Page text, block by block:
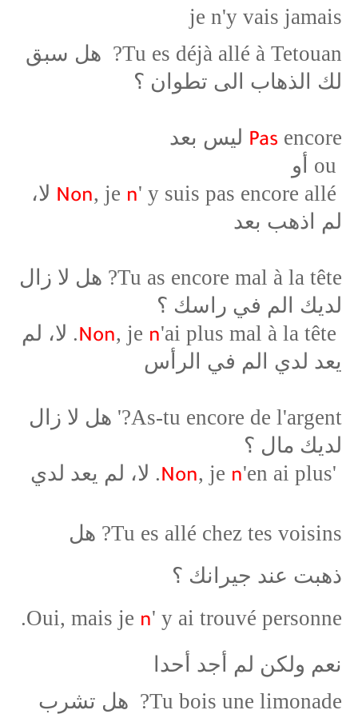
je n'y vais jamais
Tu es déjà allé à Tetouan? هل سبق
لك الذهاب الى تطوان ؟
Pas encore ليس بعد
Non, je n
' y suis pas encore allé لا،
لم اذهب بعد
Tu as encore mal à la tête? هل لا زال
لديك الم في راسك ؟
Non, je n
'ai plus mal à la tête. لا، لم
يعد لدي الم في الرأس
As-tu encore de l'argent?' هل لا زال
لديك مال ؟
'
Non, je n'en ai plus. لا، لم يعد لدي
Tu es allé chez tes voisins? هل
ذهبت عند جيرانك ؟
Oui, mais je n
' y ai trouvé personne.
نعم ولكن لم أجد أحدا
Tu bois une limonade? هل تشرب